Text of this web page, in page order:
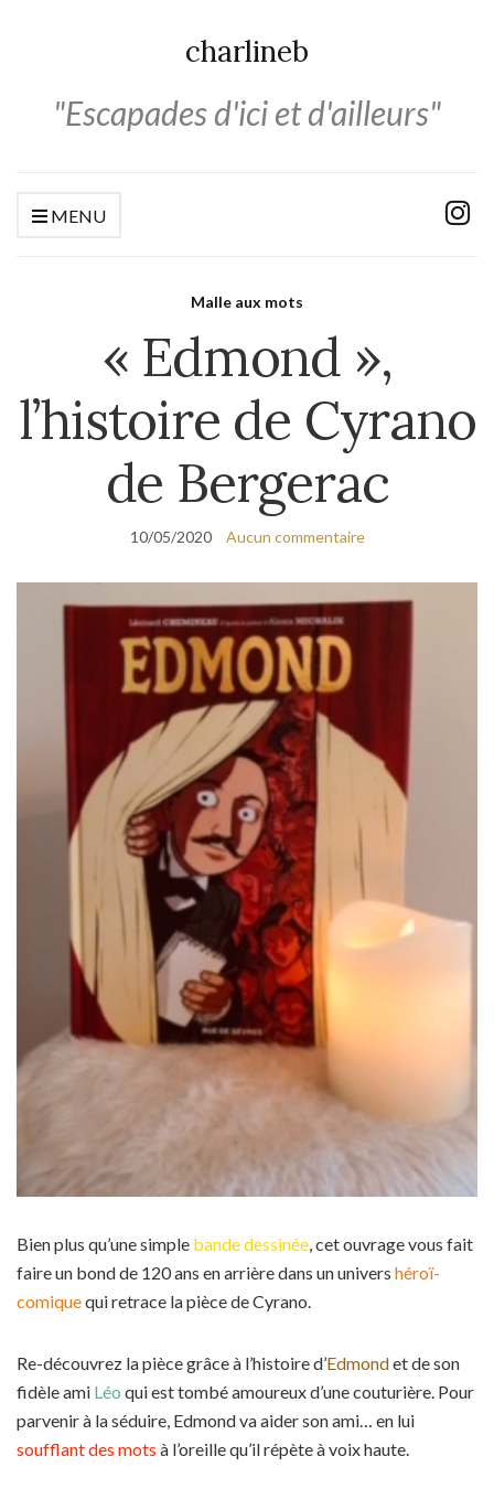
charlineb
"Escapades d'ici et d'ailleurs"
MENU
Malle aux mots
« Edmond »,
l’histoire de Cyrano
de Bergerac
10/05/2020 Aucun commentaire
Bien plus qu’une simple bande dessinée, cet ouvrage vous fait
faire un bond de 120 ans en arrière dans un univers héroï-
comiquequi retrace la pièce de Cyrano.
Re-découvrez la pièce grâce à l’histoire d’Edmondet de son
fidèle ami Léo qui est tombé amoureux d’une couturière. Pour
parvenir à la séduire, Edmond va aider son ami… en lui
soufflant des mots à l’oreille qu’il répète à voix haute.